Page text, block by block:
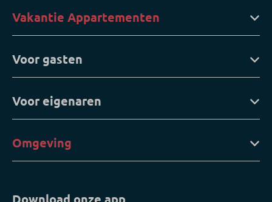
Vakantie Appartementen
Voor gasten
Voor eigenaren
Omgeving